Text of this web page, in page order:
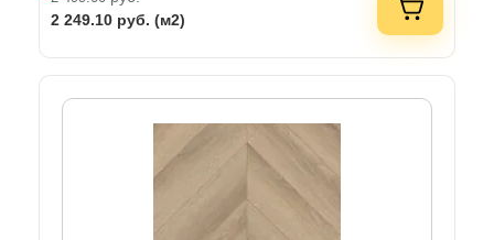
2 249.10 руб. (м2)